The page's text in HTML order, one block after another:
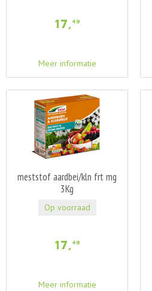
17,49
Meer informatie
meststof aardbei/kln frt mg
3Kg
17,49
Meer informatie
Op voorraad